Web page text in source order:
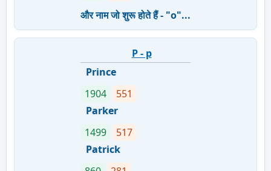
और नाम जो शुरू होते हैं - "o"...
P - p
Prince
1904
551
Parker
1499
517
Patrick